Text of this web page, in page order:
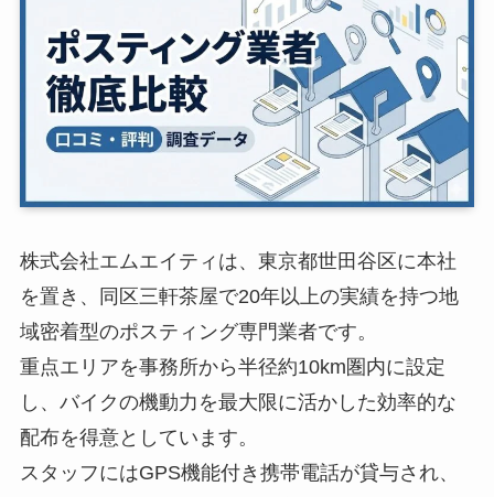
株式会社エムエイティは、東京都世田谷区に本社
を置き、同区三軒茶屋で20年以上の実績を持つ地
域密着型のポスティング専門業者です。
重点エリアを事務所から半径約10km圏内に設定
し、バイクの機動力を最大限に活かした効率的な
配布を得意としています。
スタッフにはGPS機能付き携帯電話が貸与され、